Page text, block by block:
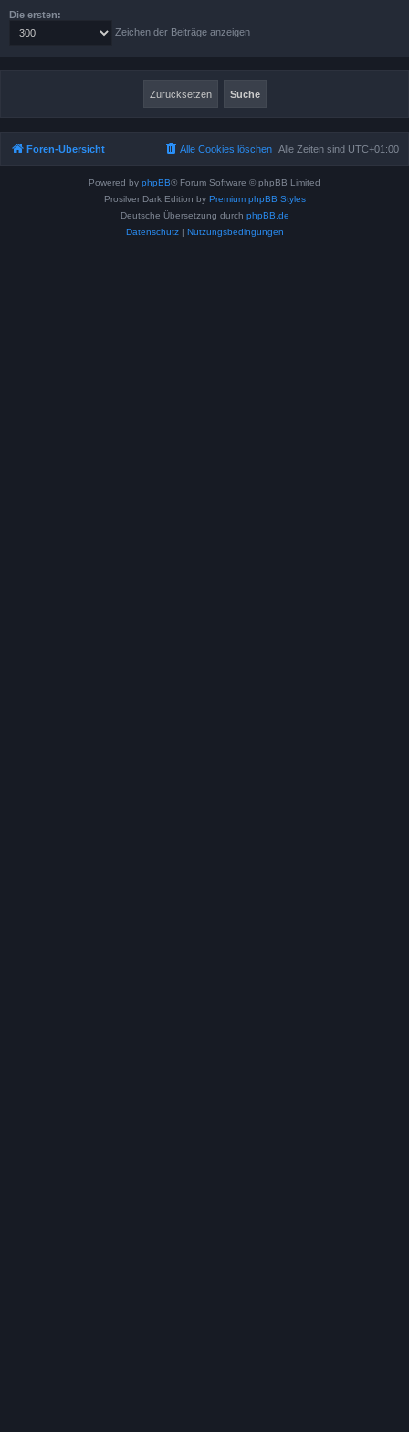
Die ersten:
Zeichen der Beiträge anzeigen
Foren-Übersicht Alle Zeiten sind UTC+01:00
Alle Cookies löschen
Powered by phpBB® Forum Software © phpBB Limited
Prosilver Dark Edition by Premium phpBB Styles
Deutsche Übersetzung durch phpBB.de
Datenschutz| Nutzungsbedingungen